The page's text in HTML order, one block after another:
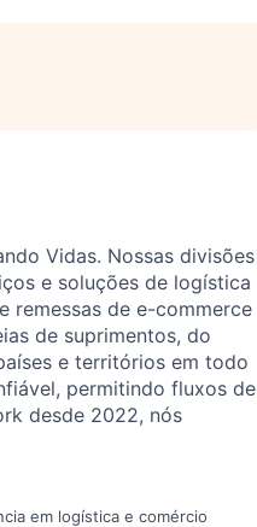
Vidas. Nossas divisões
e soluções de logística
remessas de e-commerce
de suprimentos, do
e territórios em todo
permitindo fluxos de
desde 2022, nós
em logística e comércio